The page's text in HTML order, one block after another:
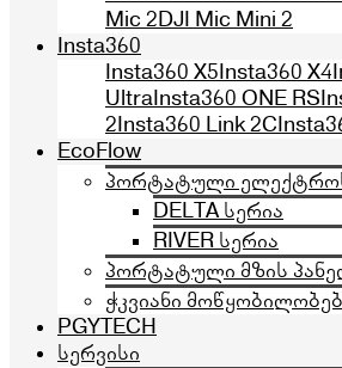
Mic 2DJI Mic Mini 2
Insta360
Insta360 X5Insta360 X4
UltraInsta360 ONE RS
2Insta360 Link 2C
EcoFlow
პორტატული
DELTA სერია
RIVER სერია
პორტატული მზის
ჭკვიანი
PGYTECH
სერვისი